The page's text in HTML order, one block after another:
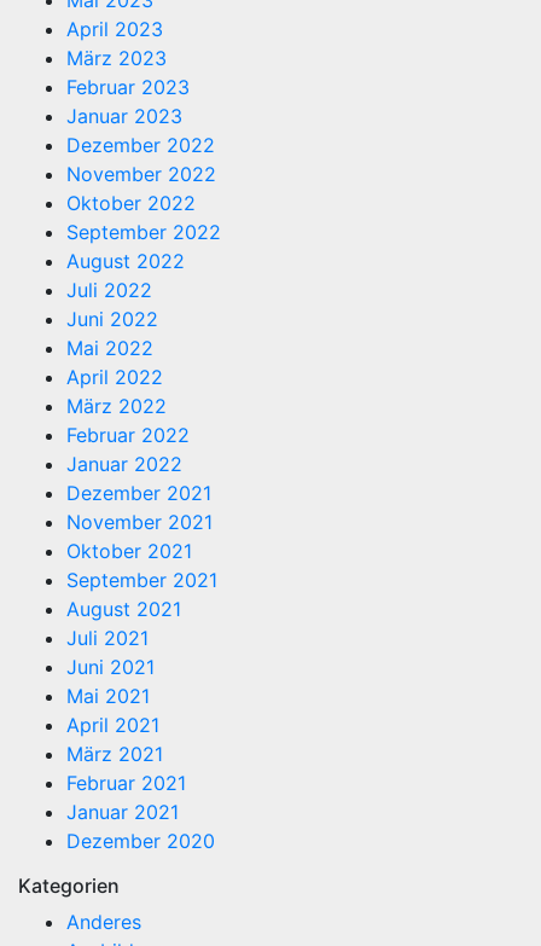
April 2023
März 2023
Februar 2023
Januar 2023
Dezember 2022
November 2022
Oktober 2022
September 2022
August 2022
Juli 2022
Juni 2022
Mai 2022
April 2022
März 2022
Februar 2022
Januar 2022
Dezember 2021
November 2021
Oktober 2021
September 2021
August 2021
Juli 2021
Juni 2021
Mai 2021
April 2021
März 2021
Februar 2021
Januar 2021
Dezember 2020
Kategorien
Anderes